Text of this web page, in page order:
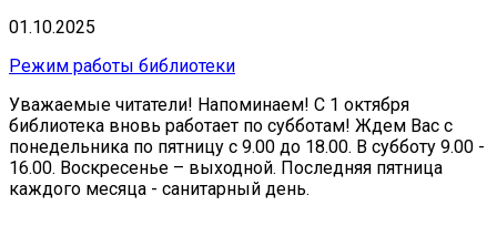
01.10.2025
Режим работы библиотеки
Уважаемые читатели! Напоминаем! С 1 октября
библиотека вновь работает по субботам! Ждем Вас с
понедельника по пятницу с 9.00 до 18.00. В субботу 9.00 -
16.00. Воскресенье – выходной. Последняя пятница
каждого месяца - санитарный день.